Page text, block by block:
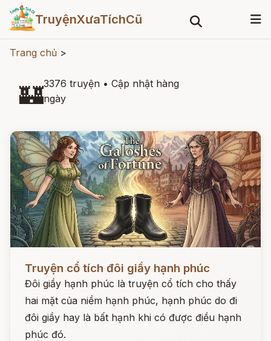
TruyệnXưaTíchCũ
Trang chủ >
🏰3376 truyện • Cập nhật hàng
ngày
Truyện cổ tích đôi giầy hạnh phúc
Đôi giầy hạnh phúc là truyện cổ tích cho thấy
hai mặt của niềm hạnh phúc, hạnh phúc do đi
đôi giầy hay là bất hạnh khi có được điều hạnh
phúc đó.